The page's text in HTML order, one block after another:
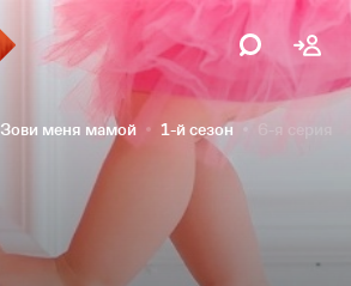
Зови меня мамой 1-й сезон